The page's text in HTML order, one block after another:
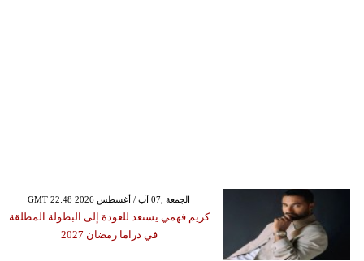
GMT 22:48 2026 الجمعة ,07 آب / أغسطس
كريم فهمي يستعد للعودة إلى البطولة المطلقة
في دراما رمضان 2027